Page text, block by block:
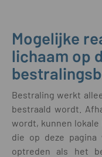
Mogelijke
lichaam op
Bestraling werkt
bestraald wordt.
wordt, kunnen
die op deze pagina
optreden als het